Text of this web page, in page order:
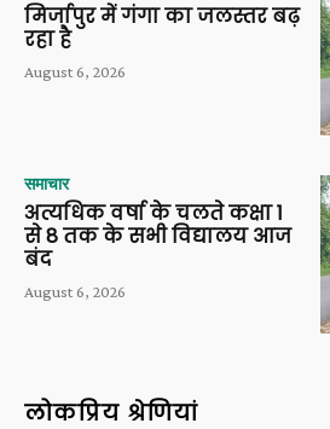
मिर्जापुर में गंगा का जलस्तर बढ़
रहा है
August 6, 2026
समाचार
अत्यधिक वर्षा के चलते कक्षा 1
से 8 तक के सभी विद्यालय आज
बंद
August 6, 2026
लोकप्रिय श्रेणियां